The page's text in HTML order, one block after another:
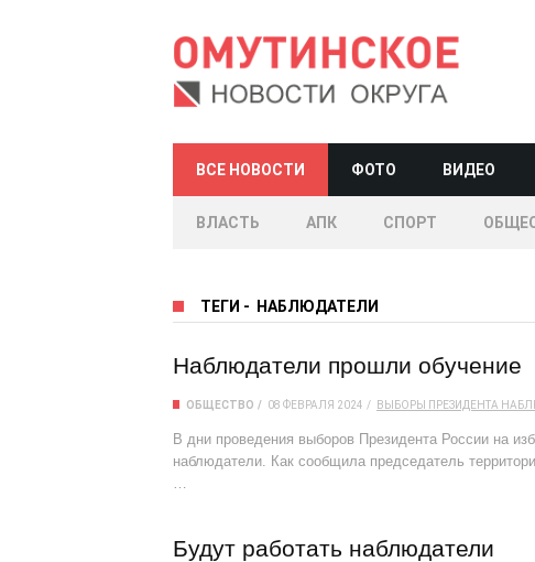
ВСЕ НОВОСТИ ФОТО ВИДЕО
ВЛАСТЬ АПК СПОРТ
ТЕГИ - НАБЛЮДАТЕЛИ
Наблюдатели прошли обучение
ОБЩЕСТВО 08 ФЕВРАЛЯ 2024 ВЫБОРЫ ПРЕЗИДЕНТА
В дни проведения выборов Президента России на
наблюдатели. Как сообщила председатель
…
Будут работать наблюдатели